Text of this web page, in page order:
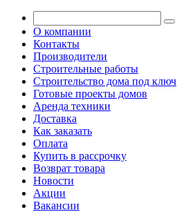
О компании
Контакты
Производители
Строительные работы
Строительство дома под ключ
Готовые проекты домов
Аренда техники
Доставка
Как заказать
Оплата
Купить в рассрочку
Возврат товара
Новости
Акции
Вакансии